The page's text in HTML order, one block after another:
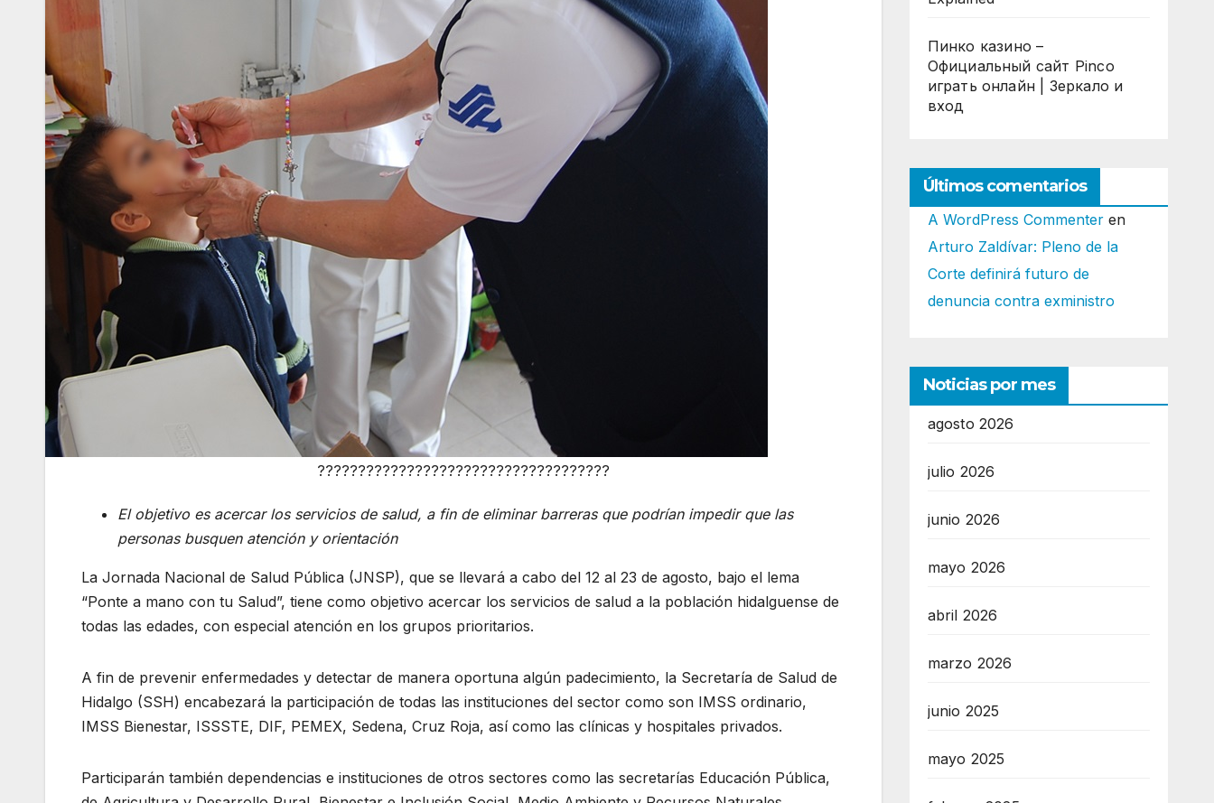
????????????????????????????????????
El objetivo es acercar los servicios de salud, a fin de eliminar barreras que podrían impedir que las
personas busquen atención y orientación
La Jornada Nacional de Salud Pública (JNSP), que se llevará a cabo del 12 al 23 de agosto, bajo el lema
“Ponte a mano con tu Salud”, tiene como objetivo acercar los servicios de salud a la población hidalguense de
todas las edades, con especial atención en los grupos prioritarios.
A fin de prevenir enfermedades y detectar de manera oportuna algún padecimiento, la Secretaría de Salud de
Hidalgo (SSH) encabezará la participación de todas las instituciones del sector como son IMSS ordinario,
IMSS Bienestar, ISSSTE, DIF, PEMEX, Sedena, Cruz Roja, así como las clínicas y hospitales privados.
Participarán también dependencias e instituciones de otros sectores como las secretarías Educación Pública,
Пинко казино –
Официальный сайт Pinco
играть онлайн | Зеркало и
вход
Últimos comentarios
A WordPress Commenteren
Arturo Zaldívar: Pleno de la
Corte definirá futuro de
denuncia contra exministro
Noticias por mes
agosto 2026
julio 2026
junio 2026
mayo 2026
abril 2026
marzo 2026
junio 2025
mayo 2025